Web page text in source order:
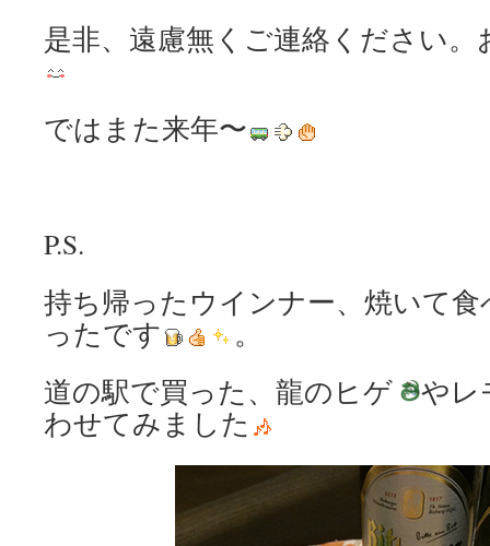
是非、遠慮無くご連絡ください
ではまた来年〜
P.S.
持ち帰ったウインナー、焼いて
ったです
。
道の駅で買った、龍のヒゲ
や
わせてみました